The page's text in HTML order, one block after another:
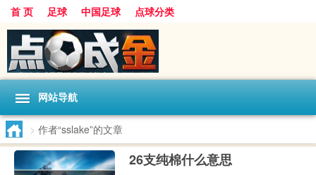
首 页 足球 中国足球 点球分类
网站导航
> 作者“sslake”的文章
26支纯棉什么意思